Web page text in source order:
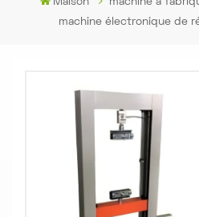
Maison
machine à
machine électronique de